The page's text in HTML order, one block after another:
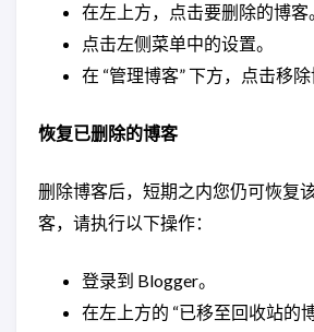
在左上方，点击要删除的博客
点击左侧菜单中的设置。
在 “管理博客” 下方，点击移
恢复已删除的博客
删除博客后，短期之内您仍可恢复
客，请执行以下操作：
登录到 Blogger。
在左上方的 “已移至回收站的